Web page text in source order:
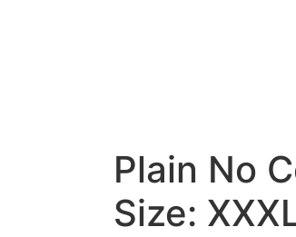
Plain No
Size: